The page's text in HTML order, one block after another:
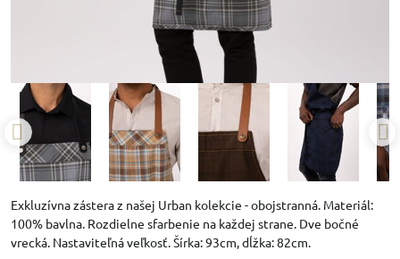
Exkluzívna zástera z našej Urban kolekcie - obojstranná. Materiál:
100% bavlna. Rozdielne sfarbenie na každej strane. Dve bočné
vrecká. Nastaviteľná veľkosť. Šírka: 93cm, dĺžka: 82cm.